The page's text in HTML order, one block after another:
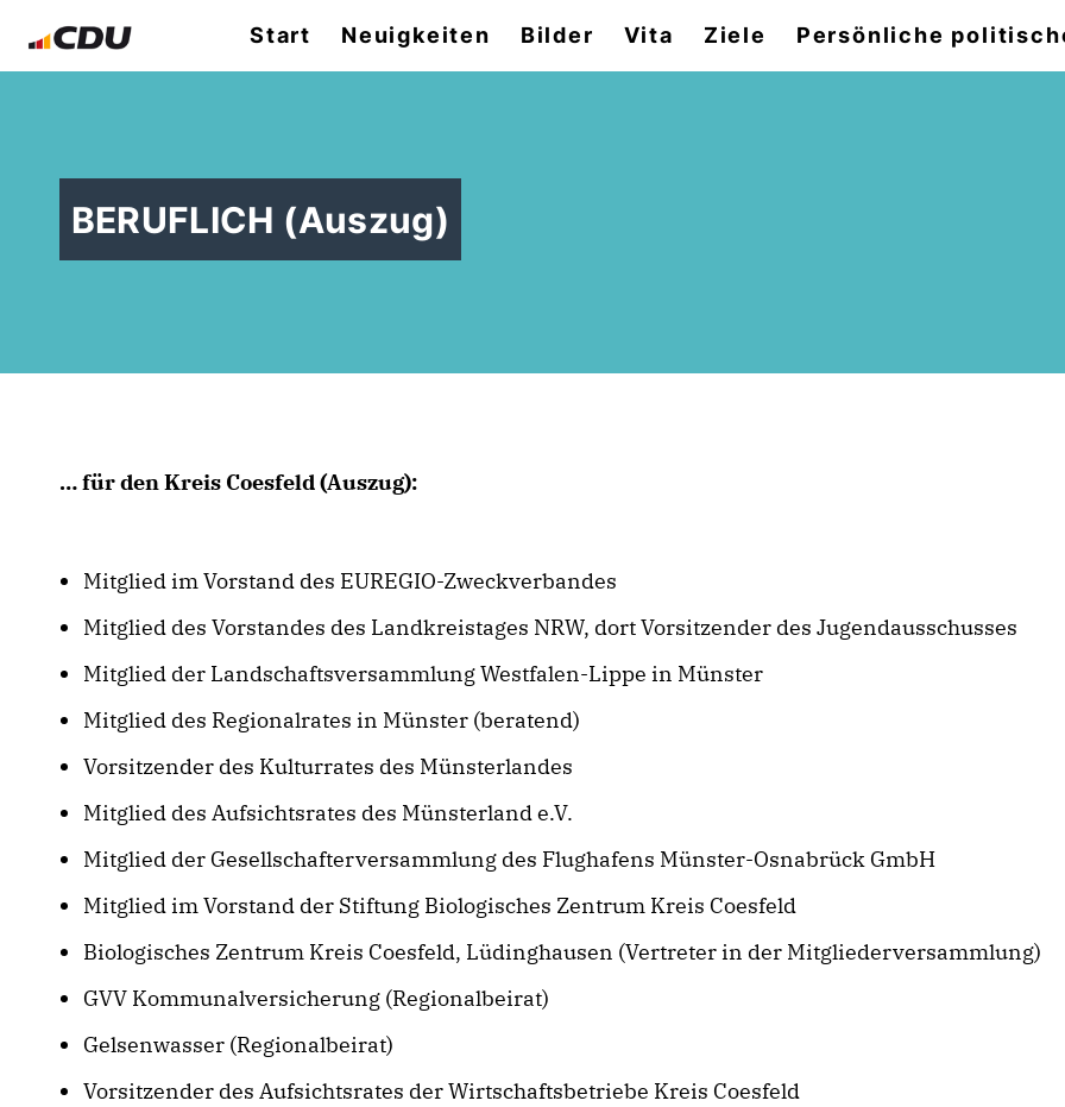
Start Neuigkeiten Bilder Vita Ziele Persönliche
BERUFLICH (Auszug)
für den Kreis Coesfeld (Auszug):
Mitglied im Vorstand des EUREGIO-Zweckverbandes
Mitglied des Vorstandes des Landkreistages NRW, dort Vorsitzender des Jugendausschusses
Mitglied der Landschaftsversammlung Westfalen-Lippe in Münster
Mitglied des Regionalrates in Münster (beratend)
Vorsitzender des Kulturrates des Münsterlandes
Mitglied des Aufsichtsrates des Münsterland e.V.
Mitglied der Gesellschafterversammlung des Flughafens Münster-Osnabrück GmbH
Mitglied im Vorstand der Stiftung Biologisches Zentrum Kreis Coesfeld
Biologisches Zentrum Kreis Coesfeld, Lüdinghausen (Vertreter in der Mitgliederversammlung)
GVV Kommunalversicherung (Regionalbeirat)
Gelsenwasser (Regionalbeirat)
Vorsitzender des Aufsichtsrates der Wirtschaftsbetriebe Kreis Coesfeld